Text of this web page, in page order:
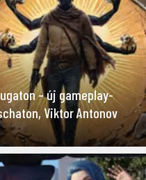
– új gameplay-
Viktor Antonov